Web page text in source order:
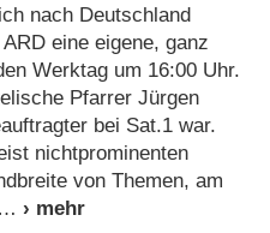
nach Deutschland
eine eigene, ganz
Werktag um 16:00 Uhr.
Pfarrer Jürgen
bei Sat.1 war.
nichtprominenten
von Themen, am